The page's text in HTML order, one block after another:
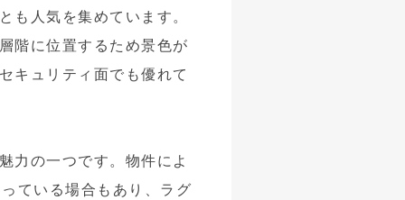
も人気を集めています。
階に位置するため景色が
キュリティ面でも優れて
力の一つです。物件によ
ている場合もあり、ラグ